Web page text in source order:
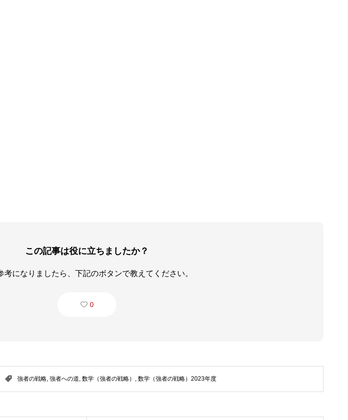
この記事は役に立ちましたか？
考になりましたら、下記のボタンで教えてください。
0
強者の戦略, 強者への道, 数学（強者の戦略） , 数学（強者の戦略）2023年度